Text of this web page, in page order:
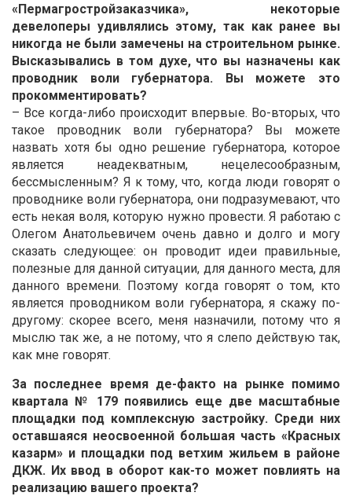
«Пермагростройзаказчика», некоторые
девелоперы удивлялись этому, так как ранее вы
никогда не были замечены на строительном рынке.
Высказывались в том духе, что вы назначены как
проводник воли губернатора. Вы можете это
прокомментировать?
– Все когда-либо происходит впервые. Во-вторых, что
такое проводник воли губернатора? Вы можете
назвать хотя бы одно решение губернатора, которое
является неадекватным, нецелесообразным,
бессмысленным? Я к тому, что, когда люди говорят о
проводнике воли губернатора, они подразумевают, что
есть некая воля, которую нужно провести. Я работаю с
Олегом Анатольевичем очень давно и долго и могу
сказать следующее: он проводит идеи правильные,
полезные для данной ситуации, для данного места, для
данного времени. Поэтому когда говорят о том, кто
является проводником воли губернатора, я скажу по-
другому: скорее всего, меня назначили, потому что я
мыслю так же, а не потому, что я слепо действую так,
как мне говорят.
За последнее время де-факто на рынке помимо
квартала № 179 появились еще две масштабные
площадки под комплексную застройку. Среди них
оставшаяся неосвоенной большая часть «Красных
казарм» и площадки под ветхим жильем в районе
ДКЖ. Их ввод в оборот как-то может повлиять на
реализацию вашего проекта?